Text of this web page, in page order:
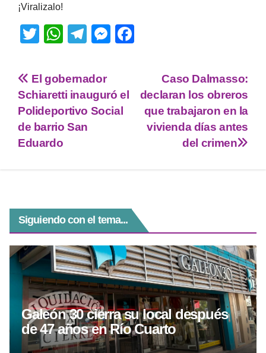
¡Viralizalo!
T
tt
er
W
at
s
A
p
T
e
gr
a
m
M
e
n
e
b
Caso Dalmasso:
declaran los obreros
que trabajaron en la
vivienda días antes
del crimen
El gobernador
Schiaretti inauguró el
Polideportivo Social
de barrio San
Eduardo
Siguiendo con el tema...
Galeón 30 cierra su local después
de 47 años en Río Cuarto